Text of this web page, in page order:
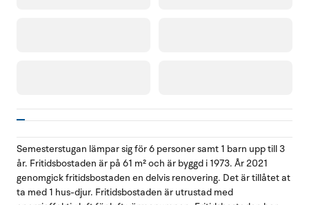
Semesterstugan lämpar sig för 6 personer samt 1 barn upp till 3
år. Fritidsbostaden är på 61 m² och är byggd i 1973. År 2021
genomgick fritidsbostaden en delvis renovering. Det är tillåtet at
ta med 1 hus-djur. Fritidsbostaden är utrustad med